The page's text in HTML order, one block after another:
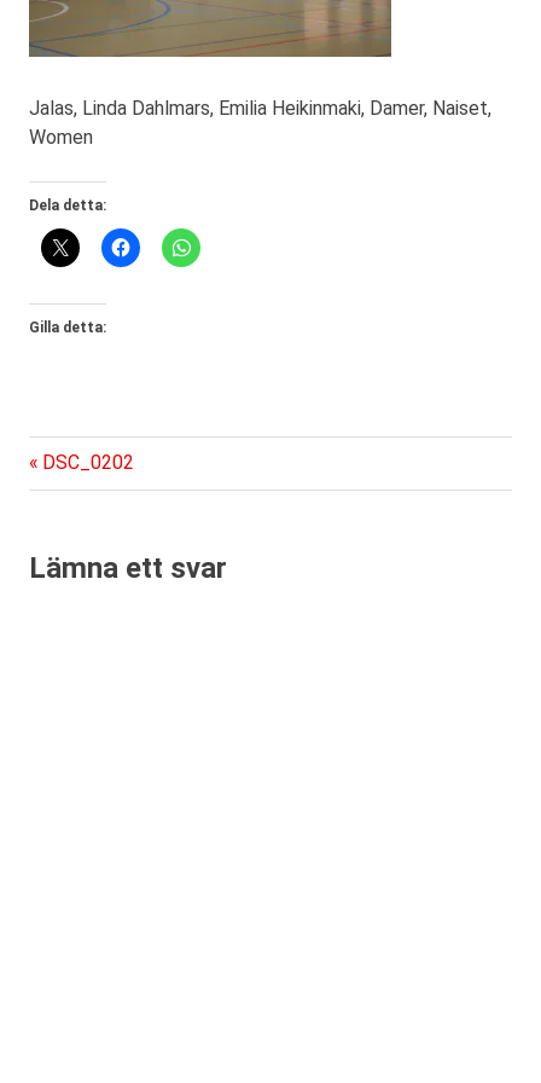
Jalas, Linda Dahlmars, Emilia Heikinmaki, Damer, Naiset,
Women
Dela detta:
Gilla detta:
Inläggsnavigering
Föregående
inlägg:
DSC_0202
Lämna ett svar